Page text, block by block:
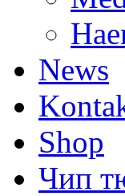
News
Shop
Чип